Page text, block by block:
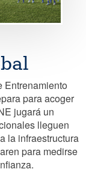
Entrenamiento
para acoger
jugará un
lleguen
la infraestructura
para medirse